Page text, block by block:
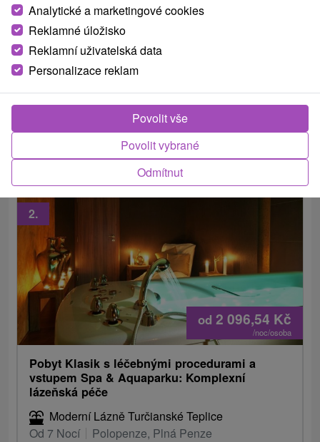
Zdraví a odpočinek pro seniory v srdci Turca s
maximem benefitů za výhodnou cenu
Moderní Lázně Turčianské Teplice
Od 5 Nocí
Polopenze
Balíček nabízí vstupní lékařskou prohlídku, 8
procedur včetně oxygenoterapie a volný vstup do
bazénu Olympic, fitness či SPA & AQUAPARKu.
od 2 096,54 Kč
/noc/osoba
2.
Pobyt Klasik s léčebnými procedurami a
vstupem Spa & Aquaparku: Komplexní
lázeňská péče
Moderní Lázně Turčianské Teplice
Od 7 Nocí
Polopenze, Plná Penze
Analytické a marketingové cookies
Reklamné úložisko
Reklamní uživatelská data
Personalizace reklam
Odmítnut
Povolit vybrané
Povolit vše